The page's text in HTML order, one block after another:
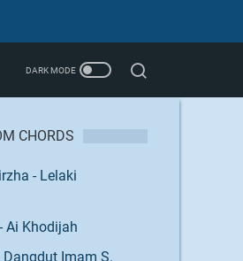
CHORDS
- Lelaki
Ai Khodijah
Imam S.